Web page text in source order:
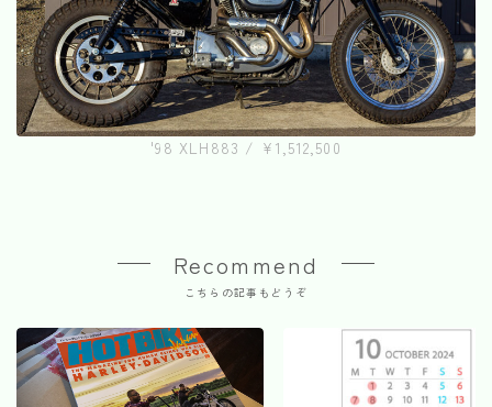
'98 XLH883 / ¥1,512,500
Recommend
こちらの記事もどうぞ